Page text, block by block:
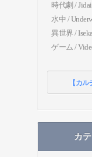
時代劇 /
水中 /
異世界 /
ゲーム /
【カ
カ